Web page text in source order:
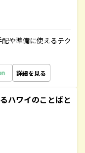
や準備に使えるテク
詳細を見る
ハワイのことばと